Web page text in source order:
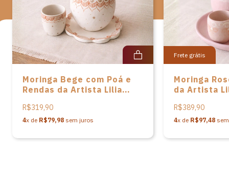
*Observação: Produtos artesanais podem apresentar alterações
de dimensões e variações de cores, o que não caracteriza falhas
Moringa Bege com Poá e
Rendas da Artista Lilia
R$319,90
4x de R$79,98 sem juros
Frete grátis
Moringa
da Artista
R$389,90
4x de R$97,48